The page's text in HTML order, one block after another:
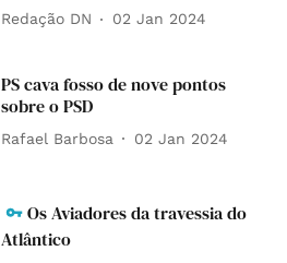
Redação DN 02 Jan 2024
PS cava fosso de nove pontos
sobre o PSD
Rafael Barbosa 02 Jan 2024
Os Aviadores da travessia do
Atlântico